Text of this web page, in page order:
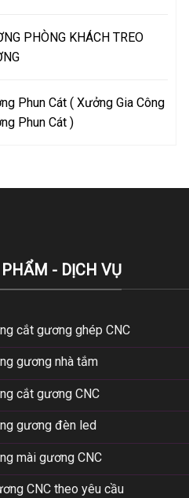
PHÒNG KHÁCH TREO
Phun Cát ( Xưởng Gia Công
Phun Cát )
- DỊCH VỤ
cắt gương ghép CNC
gương nhà tắm
cắt gương CNC
gương đèn led
mài gương CNC
CNC theo yêu cầu